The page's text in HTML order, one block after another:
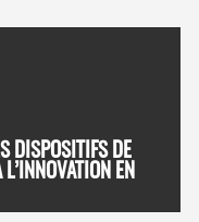
DISPOSITIFS DE
EN